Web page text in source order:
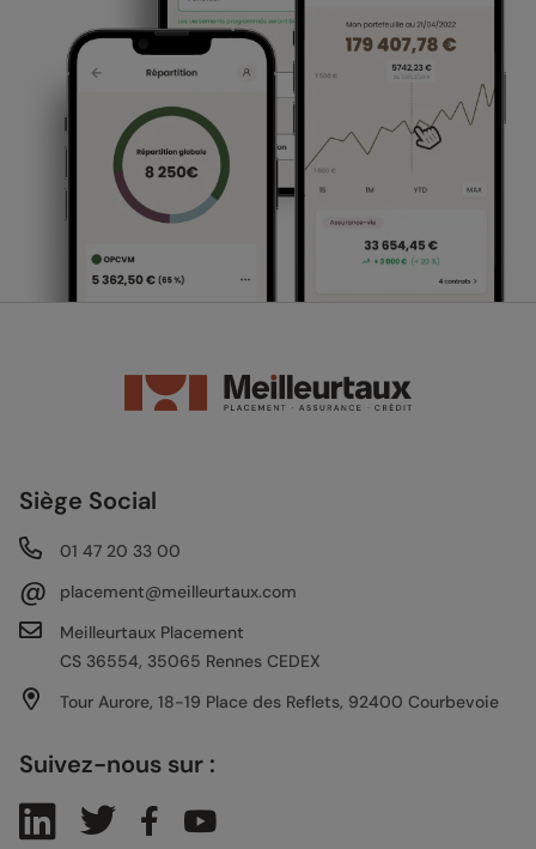
Siège Social
01 47 20 33 00
@
placement@meilleurtaux.com
Meilleurtaux Placement
CS 36554, 35065 Rennes CEDEX
Tour Aurore, 18-19 Place des Reflets, 92400 Courbevoie
Suivez-nous sur :